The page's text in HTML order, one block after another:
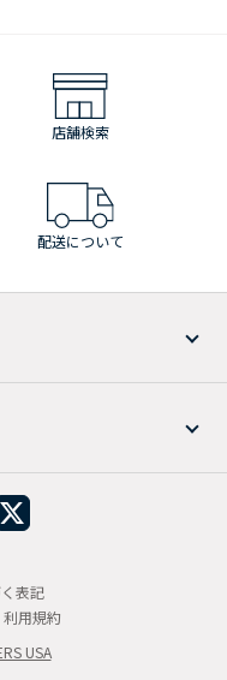
店舗検索
配送について
表記
利用規約
USA